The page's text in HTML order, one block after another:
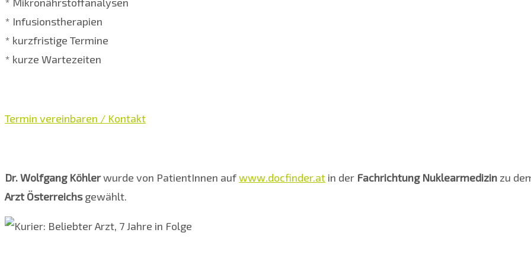
* Infusionstherapien
* kurzfristige Termine
* kurze Wartezeiten
Termin vereinbaren / Kontakt
Dr. Wolfgang Köhlerwurde von PatientInnen aufwww.docfinder.at in der Fachrichtung Nuklearmedizin zu
Arzt Österreichsgewählt.